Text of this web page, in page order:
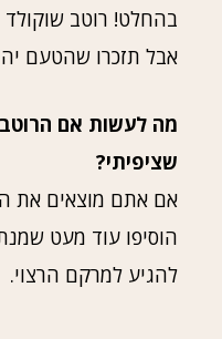
בהחלט! רוטב שוקולד
אבל תזכרו שהטעם
מה לעשות אם הרוטב
שציפיתי?
אם אתם מוצאים את
הוסיפו עוד מעט
להגיע למרקם הרצוי.